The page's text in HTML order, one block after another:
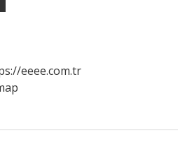
eeee.com.tr